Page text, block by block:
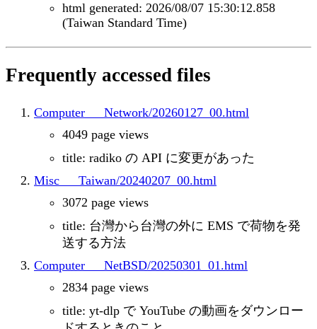
html generated: 2026/08/07 15:30:12.858
(Taiwan Standard Time)
Frequently accessed files
Computer___Network/20260127_00.html
4049 page views
title: radiko の API に変更があった
Misc___Taiwan/20240207_00.html
3072 page views
title: 台灣から台灣の外に EMS で荷物を発
送する方法
Computer___NetBSD/20250301_01.html
2834 page views
title: yt-dlp で YouTube の動画をダウンロー